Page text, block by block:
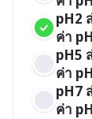
pH2
ค่า
pH5
ค่า
pH7
ค่า